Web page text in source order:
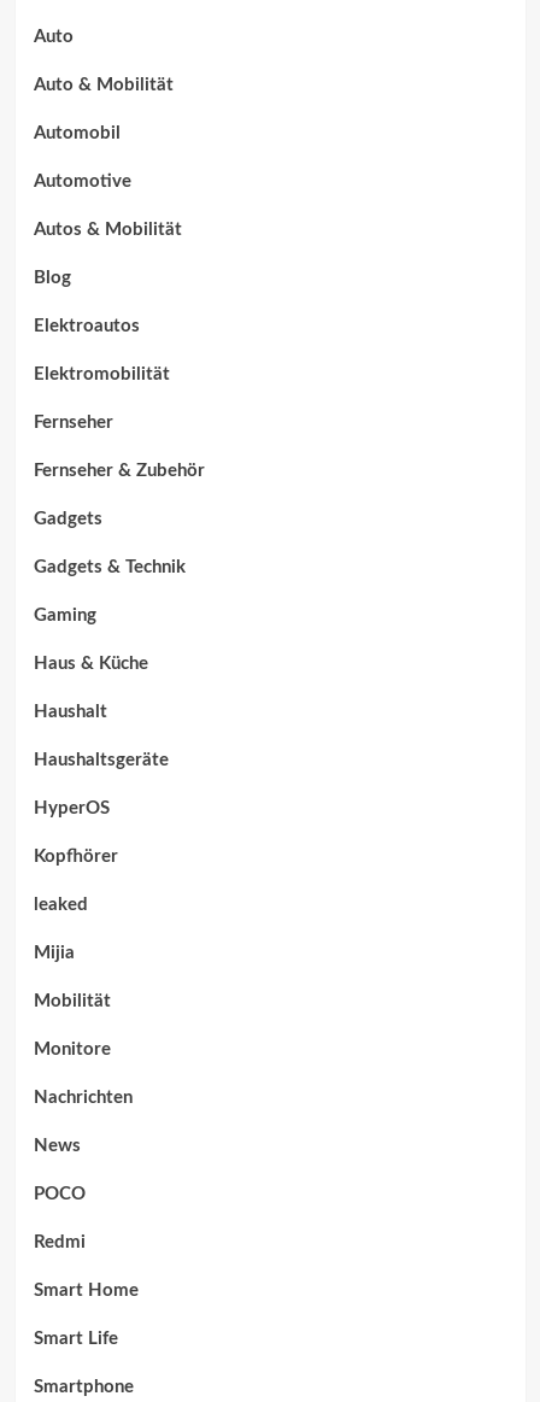
Auto
Auto & Mobilität
Automobil
Automotive
Autos & Mobilität
Blog
Elektroautos
Elektromobilität
Fernseher
Fernseher & Zubehör
Gadgets
Gadgets & Technik
Gaming
Haus & Küche
Haushalt
Haushaltsgeräte
HyperOS
Kopfhörer
leaked
Mijia
Mobilität
Monitore
Nachrichten
News
POCO
Redmi
Smart Home
Smart Life
Smartphone